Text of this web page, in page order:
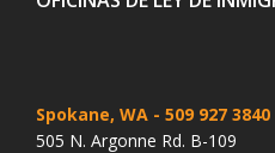
Spokane, WA - 509 927 3840
505 N. Argonne Rd. B-109